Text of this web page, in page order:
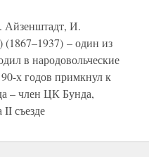
Айзенштадт, И.
– один из
в народовольческие
х годов примкнул к
– член ЦК Бунда,
съезде